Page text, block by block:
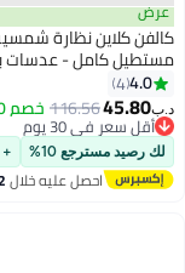
شمسية بإطار
مستطيل كامل - عدسات بمقاس: 56
خصم 60%
يوم
يوم
10%
+ 1
عليه خلال 12 - 13